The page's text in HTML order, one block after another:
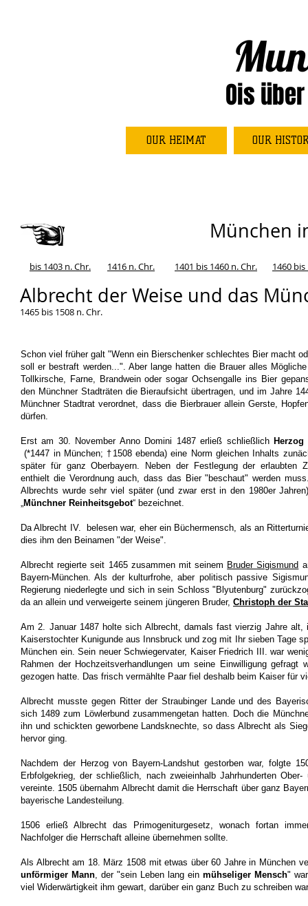
Ois
OUR HEIMAT OUR
München
bis 1403 n. Chr. 1416 n. Chr. 1401 bis 1460 n. Chr. 1460 bis
Albrecht der Weise und das
1465 bis 1508 n. Chr.
Schon viel früher galt "Wenn ein Bierschenker schlechtes Bier macht
soll er bestraft werden...". Aber lange hatten die Brauer alles
Tollkirsche, Farne, Brandwein oder sogar Ochsengalle ins Bier
den Münchner Stadträten die Bieraufsicht übertragen, und im Jahre
Münchner Stadtrat verordnet, dass die Bierbrauer allein Gerste,
dürfen.
Erst am 30. November Anno Domini 1487 erließ schließlich
(*1447 in München; †1508 ebenda) eine Norm gleichen Inhalts
später für ganz Oberbayern. Neben der Festlegung der erlaubten
enthielt die Verordnung auch, dass das Bier "beschaut" werden
Albrechts wurde sehr viel später (und zwar erst in den 1980er
„Münchner Reinheitsgebot“ bezeichnet.
Da Albrecht IV. belesen war, eher ein Büchermensch, als an
dies ihm den Beinamen "der Weise".
Albrecht regierte seit 1465 zusammen mit seinem Bruder Sigismund
Bayern-München. Als der kulturfrohe, aber politisch passive
Regierung niederlegte und sich in sein Schloss "Blyutenburg"
da an allein und verweigerte seinem jüngeren Bruder, Christoph der
Am 2. Januar 1487 holte sich Albrecht, damals fast vierzig Jahre alt,
Kaiserstochter Kunigunde aus Innsbruck und zog mit Ihr sieben Tage
München ein. Sein neuer Schwiegervater, Kaiser Friedrich III. war
Rahmen der Hochzeitsverhandlungen um seine Einwilligung gefragt
gezogen hatte. Das frisch vermählte Paar fiel deshalb beim Kaiser für
Albrecht musste gegen Ritter der Straubinger Lande und des
sich 1489 zum Löwlerbund zusammengetan hatten. Doch die
ihn und schickten geworbene Landsknechte, so dass Albrecht als
hervor ging.
Nachdem der Herzog von Bayern-Landshut gestorben war, folgte
Erbfolgekrieg, der schließlich, nach zweieinhalb Jahrhunderten Ober-
vereinte. 1505 übernahm Albrecht damit die Herrschaft über ganz
bayerische Landesteilung.
1506 erließ Albrecht das Primogeniturgesetz, wonach fortan
Nachfolger die Herrschaft alleine übernehmen sollte.
Als Albrecht am 18. März 1508 mit etwas über 60 Jahre in München
unförmiger Mann, der "sein Leben lang ein mühseliger Mensch"
viel Widerwärtigkeit ihm gewart, darüber ein ganz Buch zu schreiben